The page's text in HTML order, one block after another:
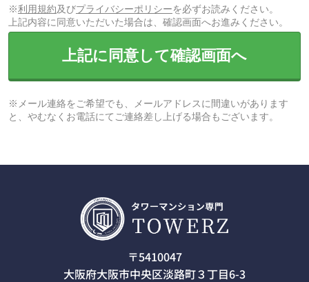
※利用規約及びプライバシーポリシーを必ずお読みください。
上記内容に同意いただいた場合は、確認画面へお進みください。
上記に同意して確認画面へ
※メール連絡をご希望でも、メールアドレスに間違いがあります
と、やむなくお電話にてご連絡差し上げる場合もございます。
〒5410047
大阪府大阪市中央区淡路町３丁目6-3